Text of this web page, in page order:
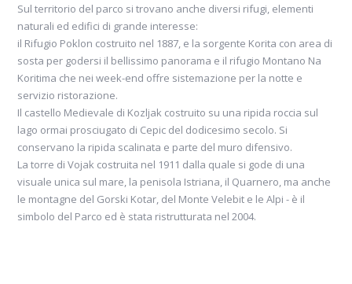
Sul territorio del parco si trovano anche diversi rifugi, elementi
naturali ed edifici di grande interesse:
il Rifugio Poklon costruito nel 1887, e la sorgente Korita con area di
sosta per godersi il bellissimo panorama e il rifugio Montano Na
Koritima che nei week-end offre sistemazione per la notte e
servizio ristorazione.
Il castello Medievale di Kozljak costruito su una ripida roccia sul
lago ormai prosciugato di Cepic del dodicesimo secolo. Si
conservano la ripida scalinata e parte del muro difensivo.
La torre di Vojak costruita nel 1911 dalla quale si gode di una
visuale unica sul mare, la penisola Istriana, il Quarnero, ma anche
le montagne del Gorski Kotar, del Monte Velebit e le Alpi - è il
simbolo del Parco ed è stata ristrutturata nel 2004.